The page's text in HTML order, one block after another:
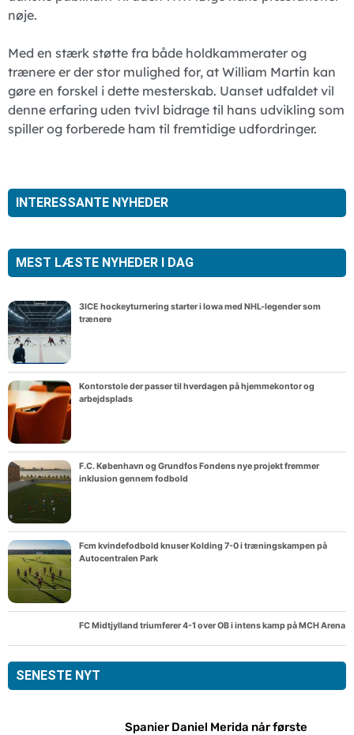
nøje.
Med en stærk støtte fra både holdkammerater og
trænere er der stor mulighed for, at William Martin kan
gøre en forskel i dette mesterskab. Uanset udfaldet vil
denne erfaring uden tvivl bidrage til hans udvikling som
spiller og forberede ham til fremtidige udfordringer.
INTERESSANTE NYHEDER
MEST LÆSTE NYHEDER I DAG
3ICE hockeyturnering starter i Iowa med NHL-legender som
trænere
Kontorstole der passer til hverdagen på hjemmekontor og
arbejdsplads
F.C. København og Grundfos Fondens nye projekt fremmer
inklusion gennem fodbold
Fcm kvindefodbold knuser Kolding 7-0 i træningskampen på
Autocentralen Park
FC Midtjylland triumferer 4-1 over OB i intens kamp på MCH Arena
SENESTE NYT
Spanier Daniel Merida når første